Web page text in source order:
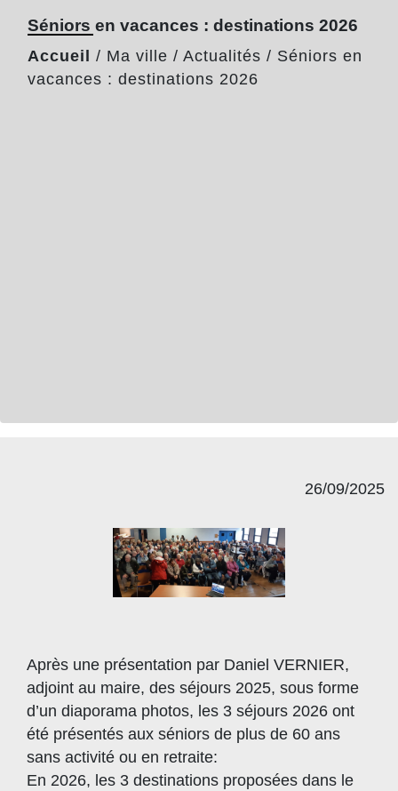
Séniors en vacances : destinations 2026
Accueil / Ma ville / Actualités / Séniors en
vacances : destinations 2026
26/09/2025
Après une présentation par Daniel VERNIER,
adjoint au maire, des séjours 2025, sous forme
d’un diaporama photos, les 3 séjours 2026 ont
été présentés aux séniors de plus de 60 ans
sans activité ou en retraite:
En 2026, les 3 destinations proposées dans le